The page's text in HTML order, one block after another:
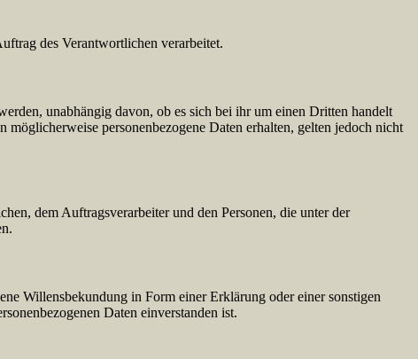
des Verantwortlichen verarbeitet.
unabhängig davon, ob es sich bei ihr um einen Dritten handelt
personenbezogene Daten erhalten, gelten jedoch nicht
dem Auftragsverarbeiter und den Personen, die unter der
Willensbekundung in Form einer Erklärung oder einer sonstigen
Daten einverstanden ist.